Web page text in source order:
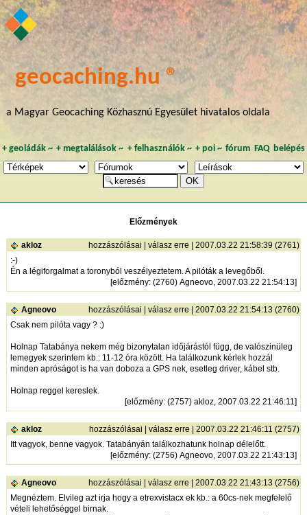
geocaching.hu ®
a Magyar Geocaching Közhasznú Egyesület hivatalos oldala
+ geoládák~ +megtalálások ~ + felhasználók~ + poi~ fórum FAQ belépés
Előzmények
akloz hozzászólásai válasz erre | 2007.03.22 21:58:39 (2761)
:-)
Én a légiforgalmat a toronyból veszélyeztetem. A pilóták a levegőből.
[előzmény: (2760) Agneovo, 2007.03.22 21:54:13]
Agneovo hozzászólásai válasz erre | 2007.03.22 21:54:13 (2760)
Csak nem pilóta vagy ? :)
Holnap Tatabánya nekem még bizonytalan időjárástól függ, de valószinüleg
lemegyek szerintem kb.: 11-12 óra között. Ha találkozunk kérlek hozzál
minden apróságot is ha van doboza a GPS nek, esetleg driver, kábel stb.
Holnap reggel kereslek.
[előzmény: (2757) akloz, 2007.03.22 21:46:11]
akloz hozzászólásai válasz erre | 2007.03.22 21:46:11 (2757)
Itt vagyok, benne vagyok. Tatabányán találkozhatunk holnap délelőtt.
[előzmény: (2756) Agneovo, 2007.03.22 21:43:13]
Agneovo hozzászólásai válasz erre | 2007.03.22 21:43:13 (2756)
Megnéztem. Elvileg azt irja hogy a etrexvistacx ek kb.: a 60cs-nek megfelelő
vételi lehetőséggel birnak.